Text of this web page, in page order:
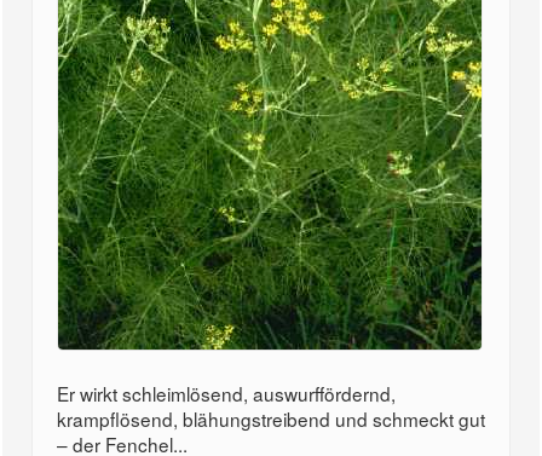
Er wirkt schleimlösend, auswurffördernd,
krampflösend, blähungstreibend und schmeckt gut
– der Fenchel...